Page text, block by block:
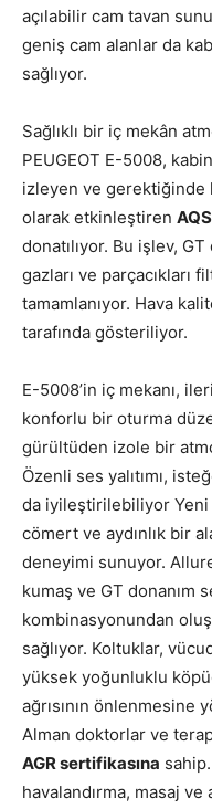
açılabilir cam tavan
geniş cam alanlar da
sağlıyor.
Sağlıklı bir iç mekân
PEUGEOT E-5008,
izleyen ve gerektiğinde
olarak etkinleştiren
donatılıyor. Bu işlev,
gazları ve parçacıkları
tamamlanıyor. Hava
tarafında gösteriliyor.
E-5008’in iç mekanı,
konforlu bir oturma
gürültüden izole bir
Özenli ses yalıtımı,
da iyileştirilebiliyor Yeni
cömert ve aydınlık bir
deneyimi sunuyor.
kumaş ve GT donanım
kombinasyonundan
sağlıyor. Koltuklar,
yüksek yoğunluklu
ağrısının önlenmesine
Alman doktorlar ve
AGR sertifikasına
havalandırma, masaj